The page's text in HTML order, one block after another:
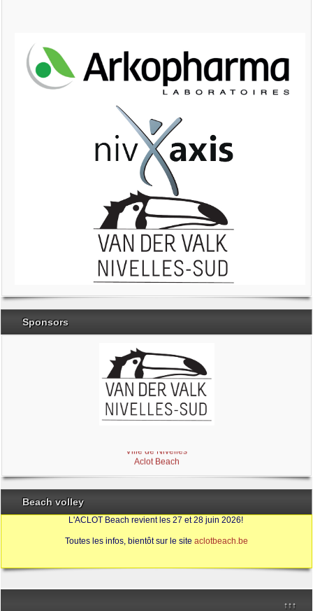
Sponsors
Ville de Nivelles
Aclot Beach
Beach volley
L'ACLOT Beach revient les 27 et 28 juin 2026!
Toutes les infos, bientôt sur le site aclotbeach.be
↑↑↑